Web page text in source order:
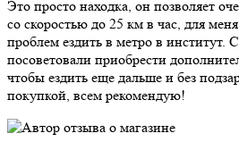
Это просто находка, он позволяет
со скоростью до 25 км в час, для
проблем ездить в метро в институт.
посоветовали приобрести
чтобы ездить еще дальше и без
покупкой, всем рекомендую!